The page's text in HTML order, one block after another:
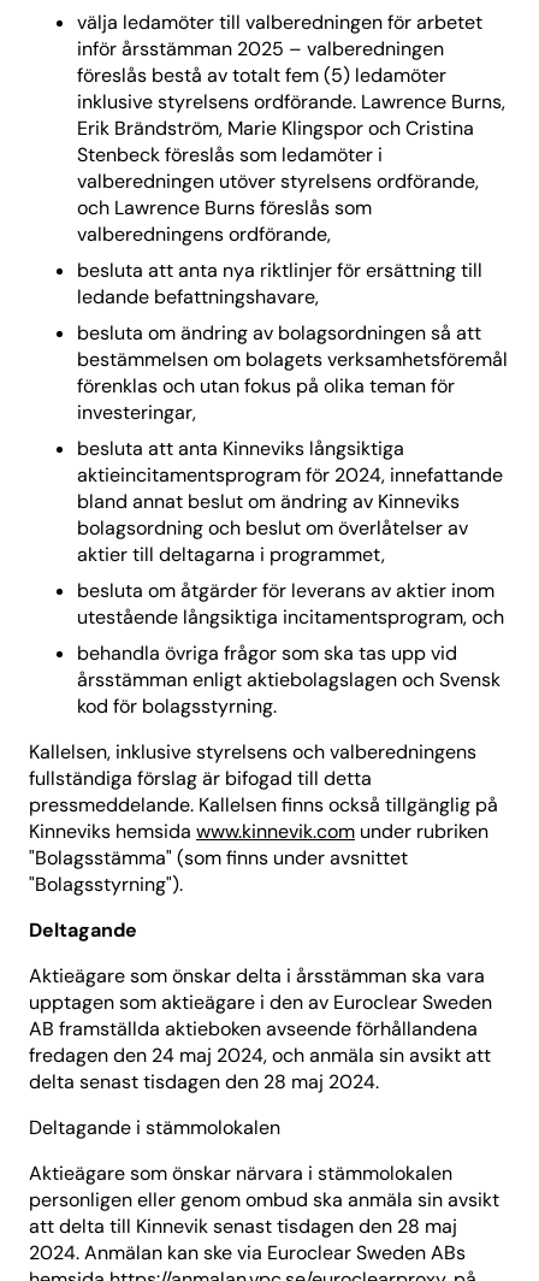
välja ledamöter till valberedningen för arbetet
inför årsstämman 2025 – valberedningen
föreslås bestå av totalt fem (5) ledamöter
inklusive styrelsens ordförande. Lawrence Burns,
Erik Brändström, Marie Klingspor och Cristina
Stenbeck föreslås som ledamöter i
valberedningen utöver styrelsens ordförande,
och Lawrence Burns föreslås som
valberedningens ordförande,
besluta att anta nya riktlinjer för ersättning till
ledande befattningshavare,
besluta om ändring av bolagsordningen så att
bestämmelsen om bolagets verksamhetsföremål
förenklas och utan fokus på olika teman för
investeringar,
besluta att anta Kinneviks långsiktiga
aktieincitamentsprogram för 2024, innefattande
bland annat beslut om ändring av Kinneviks
bolagsordning och beslut om överlåtelser av
aktier till deltagarna i programmet,
besluta om åtgärder för leverans av aktier inom
utestående långsiktiga incitamentsprogram, och
behandla övriga frågor som ska tas upp vid
årsstämman enligt aktiebolagslagen och Svensk
kod för bolagsstyrning.
Kallelsen, inklusive styrelsens och valberedningens
fullständiga förslag är bifogad till detta
pressmeddelande. Kallelsen finns också tillgänglig på
Kinneviks hemsida www.kinnevik.com under rubriken
"Bolagsstämma" (som finns under avsnittet
"Bolagsstyrning").
Deltagande
Aktieägare som önskar delta i årsstämman ska vara
upptagen som aktieägare i den av Euroclear Sweden
AB framställda aktieboken avseende förhållandena
fredagen den 24 maj 2024, och anmäla sin avsikt att
delta senast tisdagen den 28 maj 2024.
Deltagande i stämmolokalen
Aktieägare som önskar närvara i stämmolokalen
personligen eller genom ombud ska anmäla sin avsikt
att delta till Kinnevik senast tisdagen den 28 maj
2024. Anmälan kan ske via Euroclear Sweden ABs